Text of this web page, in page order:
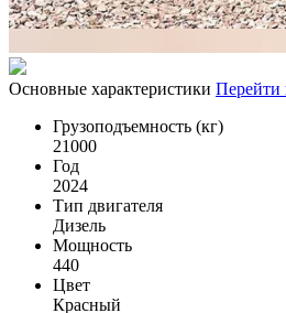
Основные характеристики Перейти
Грузоподъемность (кг)
21000
Год
2024
Тип двигателя
Дизель
Мощность
440
Цвет
Красный